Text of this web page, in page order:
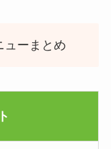
ューまとめ